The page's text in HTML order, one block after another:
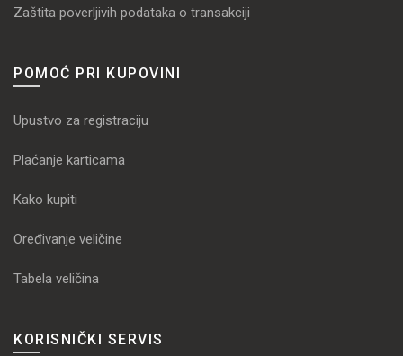
Zaštita poverljivih podataka o transakciji
POMOĆ PRI KUPOVINI
Upustvo za registraciju
Plaćanje karticama
Kako kupiti
Oređivanje veličine
Tabela veličina
KORISNIČKI SERVIS